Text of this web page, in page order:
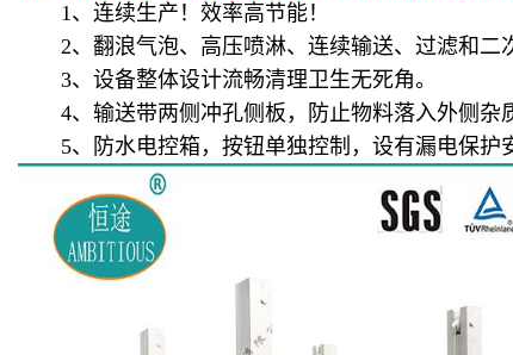
1、连续生产！效率高节能！
2、翻浪气泡、高压喷淋、连续输送、过滤和二
3、设备整体设计流畅清理卫生无死角。
4、输送带两侧冲孔侧板，防止物料落入外侧杂
5、防水电控箱，按钮单独控制，设有漏电保护